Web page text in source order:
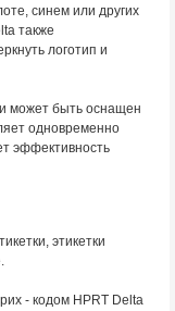
синем или других
также
логотип и
может быть оснащен
одновременно
эффективность
этикетки
- кодом HPRT Delta